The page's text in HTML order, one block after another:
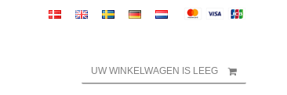
UW WINKELWAGEN IS LEEG